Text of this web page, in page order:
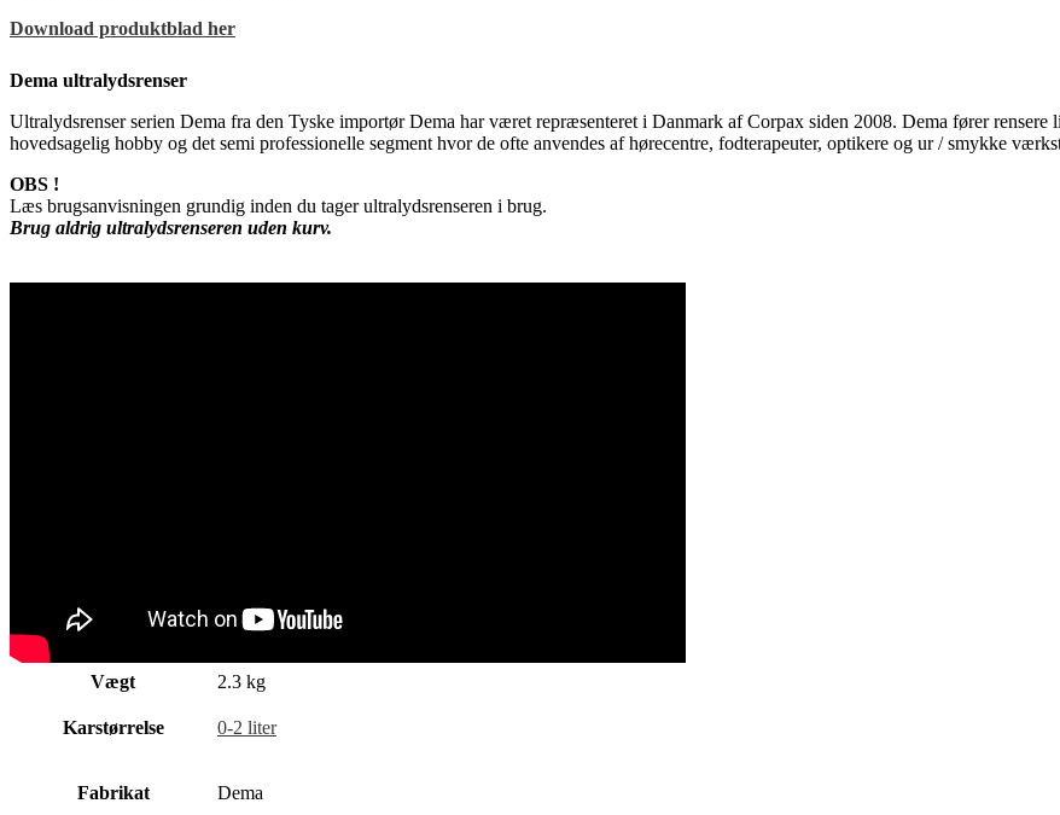
Download produktblad her
Dema ultralydsrenser
Ultralydsrenser serien Dema fra den Tyske importør Dema har været repræsenteret i Danmark af Corpax siden 2008. Dema fører
hovedsagelig hobby og det semi professionelle segment hvor de ofte anvendes af hørecentre, fodterapeuter, optikere og ur / smykke
OBS !
Læs brugsanvisningen grundig inden du tager ultralydsrenseren i brug.
Brug aldrig ultralydsrenseren uden kurv.
Vægt 2.3 kg
Karstørrelse 0-2 liter
Fabrikat Dema